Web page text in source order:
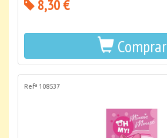
8,30 €
Comprar
Refª 108537